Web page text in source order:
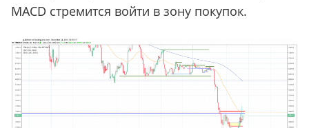
MACD стремится войти в зону покупок.